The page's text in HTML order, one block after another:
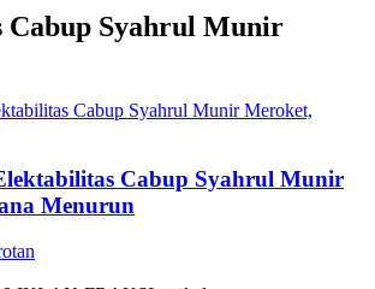
Cabup Syahrul Munir
Cabup Syahrul Munir
Menurun